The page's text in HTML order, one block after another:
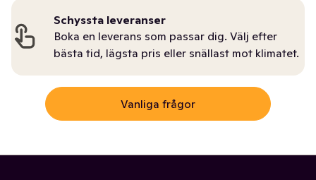
Schyssta leveranser
Boka en leverans som passar dig. Välj efter
bästa tid, lägsta pris eller snällast mot klimatet.
Vanliga frågor